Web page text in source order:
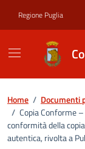
Regione Puglia
Home / Documenti
/ Copia Conforme
conformità della
autentica, rivolta a